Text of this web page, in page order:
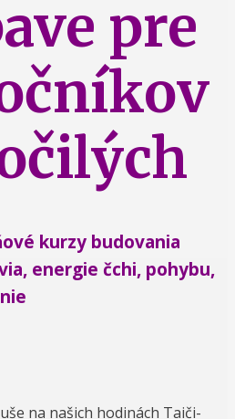
pre
kurzy budovania
energie čchi, pohybu,
na našich hodinách Taiči-